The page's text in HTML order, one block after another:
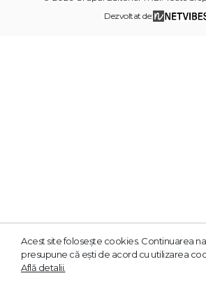
Dezvoltat de:
Acest site foloseşte cookies. Continuarea
presupune că eşti de acord cu utilizarea
Află detalii.